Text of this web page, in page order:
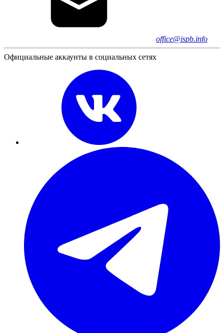
office@ispb.info
Официальные аккаунты в социальных сетях